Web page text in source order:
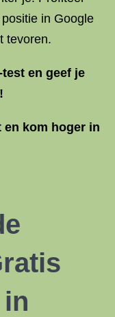
in Google
tevoren.
en geef je
kom hoger in